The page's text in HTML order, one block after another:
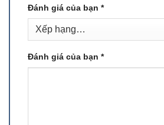
Đánh giá của bạn *
Đánh giá của bạn *